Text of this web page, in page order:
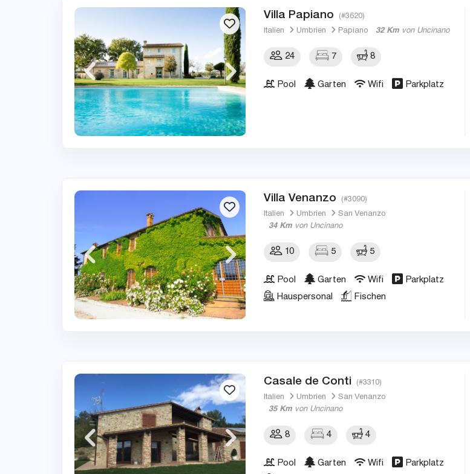
Villa Papiano (#3620)
Italien Umbrien Papiano 32 Km von Uncinano
24 7 8
Pool Garten Wifi Parkplatz
Villa Venanzo (#3090)
Italien Umbrien
San Venanzo
34 Km von Uncinano
10 5 5
Pool Garten Wifi
Parkplatz
Hauspersonal
Fischen
Casale de Conti (#3310)
Italien Umbrien
San Venanzo
35 Km von Uncinano
8 4 4
Pool Garten Wifi
Parkplatz